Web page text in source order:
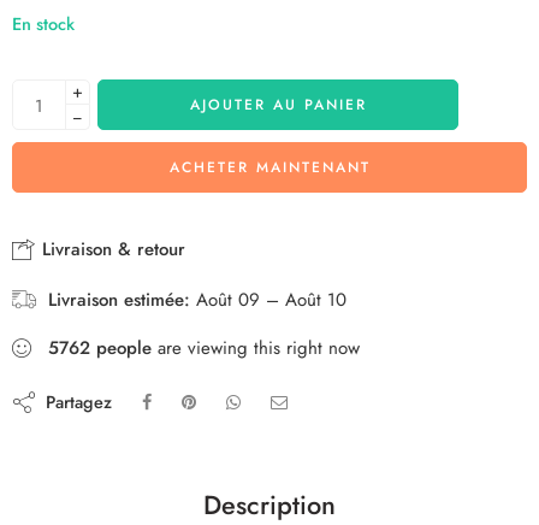
En stock
+
−
AJOUTER AU PANIER
ACHETER MAINTENANT
Livraison & retour
Livraison estimée: Août 09 – Août 10
5762 people are viewing this right now
Partagez
Description